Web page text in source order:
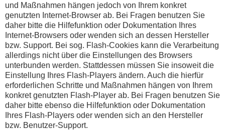
und Maßnahmen hängen jedoch von Ihrem konkret
genutzten Internet-Browser ab. Bei Fragen benutzen Sie
daher bitte die Hilfefunktion oder Dokumentation Ihres
Internet-Browsers oder wenden sich an dessen Hersteller
bzw. Support. Bei sog. Flash-Cookies kann die Verarbeitung
allerdings nicht über die Einstellungen des Browsers
unterbunden werden. Stattdessen müssen Sie insoweit die
Einstellung Ihres Flash-Players ändern. Auch die hierfür
erforderlichen Schritte und Maßnahmen hängen von Ihrem
konkret genutzten Flash-Player ab. Bei Fragen benutzen Sie
daher bitte ebenso die Hilfefunktion oder Dokumentation
Ihres Flash-Players oder wenden sich an den Hersteller
bzw. Benutzer-Support.